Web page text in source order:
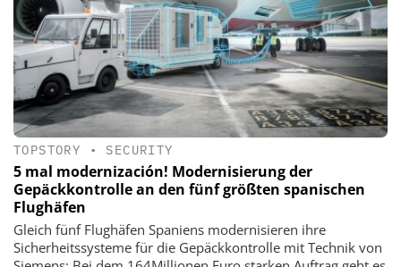
TOPSTORY • SECURITY
5 mal modernización! Modernisierung der
Gepäckkontrolle an den fünf größten spanischen
Flughäfen
Gleich fünf Flughäfen Spaniens modernisieren ihre
Sicherheitssysteme für die Gepäckkontrolle mit Technik von